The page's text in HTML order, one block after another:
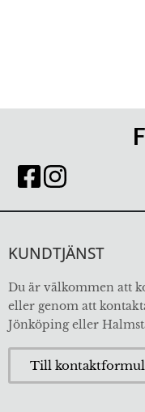
KUNDTJÄNST
Du är välkommen att
eller genom att
Jönköping eller
Till